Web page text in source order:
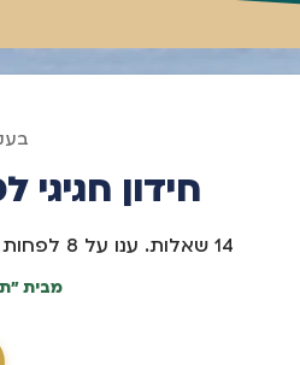
חידון חגיגי
14 שאלות. ענו על 8 לפחות והיכנסו להגרלה החגיגית על מנוי שנתי במתנה.
מבית